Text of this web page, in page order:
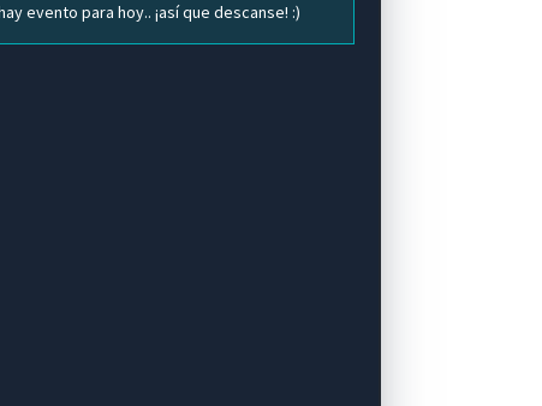
evento para hoy.. ¡así que descanse! :)